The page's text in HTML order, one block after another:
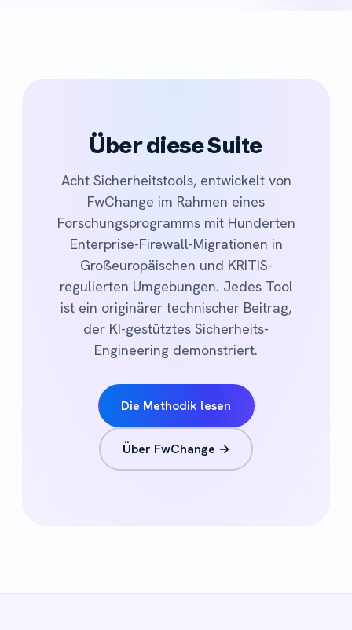
Über diese Suite
Acht Sicherheitstools, entwickelt von
FwChange im Rahmen eines
Forschungsprogramms mit Hunderten
Enterprise-Firewall-Migrationen in
Großeuropäischen und KRITIS-
regulierten Umgebungen. Jedes Tool
ist ein originärer technischer Beitrag,
der KI-gestütztes Sicherheits-
Engineering demonstriert.
Die Methodik lesen
Über FwChange →